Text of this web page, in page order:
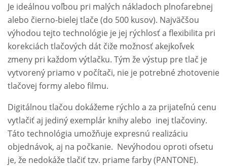
Je ideálnou voľbou pri malých nákladoch plnofarebnej
alebo čierno-bielej tlače (do 500 kusov). Najväčšou
výhodou tejto technológie je jej rýchlosť a flexibilita pri
korekciách tlačových dát čiže možnosť akejkoľvek
zmeny pri každom výtlačku. Tým že výstup pre tlač je
vytvorený priamo v počítači, nie je potrebné zhotovenie
tlačovej formy alebo filmu.
Digitálnou tlačou dokážeme rýchlo a za prijateľnú cenu
vytlačiť aj jediný exemplár knihy alebo inej tlačoviny.
Táto technológia umožňuje expresnú realizáciu
objednávok, aj na počkanie. Nevýhodou oproti ofsetu
je, že nedokáže tlačiť tzv. priame farby (PANTONE).